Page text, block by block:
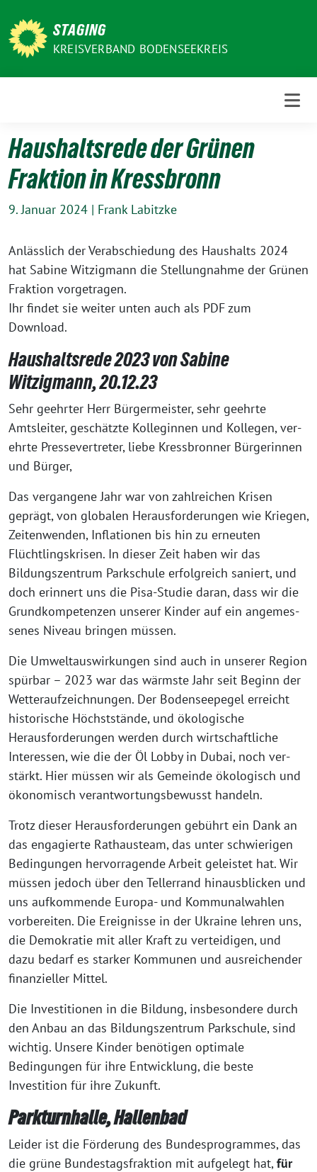
zum
Inhalt
STAGING
KREISVERBAND BODENSEEKREIS
Haushaltsrede der Grünen
Fraktion in Kressbronn
9. Januar 2024 | Frank Labitzke
Anlässlich der Verabschiedung des Haushalts 2024
hat Sabine Witzigmann die Stellungnahme der Grünen
Fraktion vor­ge­tra­gen.
Ihr fin­det sie wei­ter unten auch als PDF zum
Download.
Haushaltsrede 2023 von Sabine
Witzigmann, 20.12.23
Sehr geehr­ter Herr Bürgermeister, sehr geehr­te
Amtsleiter, geschätz­te Kolleginnen und Kollegen, ver­
ehr­te Pressevertreter, lie­be Kressbronner Bürgerinnen
und Bürger,
Das ver­gan­ge­ne Jahr war von zahl­rei­chen Krisen
geprägt, von glo­ba­len Herausforderungen wie Kriegen,
Zeitenwenden, Inflationen bis hin zu erneu­ten
Flüchtlingskrisen. In die­ser Zeit haben wir das
Bildungszentrum Parkschule erfolg­reich saniert, und
doch erin­nert uns die Pisa-Studie dar­an, dass wir die
Grundkompetenzen unse­rer Kinder auf ein ange­mes­
se­nes Niveau brin­gen müssen.
Die Umweltauswirkungen sind auch in unse­rer Region
spür­bar – 2023 war das wärms­te Jahr seit Beginn der
Wetteraufzeichnungen. Der Bodenseepegel erreicht
his­to­ri­sche Höchststände, und öko­lo­gi­sche
Herausforderungen wer­den durch wirt­schaft­li­che
Interessen, wie die der Öl Lobby in Dubai, noch ver­
stärkt. Hier müs­sen wir als Gemeinde öko­lo­gisch und
öko­no­misch ver­ant­wor­tungs­be­wusst handeln.
Trotz die­ser Herausforderungen gebührt ein Dank an
das enga­gier­te Rathausteam, das unter schwie­ri­gen
Bedingungen her­vor­ra­gen­de Arbeit geleis­tet hat. Wir
müs­sen jedoch über den Tellerrand hin­aus­bli­cken und
uns auf­kom­men­de Europa- und Kommunalwahlen
vor­be­rei­ten. Die Ereignisse in der Ukraine leh­ren uns,
die Demokratie mit aller Kraft zu ver­tei­di­gen, und
dazu bedarf es star­ker Kommunen und aus­rei­chen­der
finan­zi­el­ler Mittel.
Die Investitionen in die Bildung, ins­be­son­de­re durch
den Anbau an das Bildungszentrum Parkschule, sind
wich­tig. Unsere Kinder benö­ti­gen opti­ma­le
Bedingungen für ihre Entwicklung, die bes­te
Investition für ihre Zukunft.
Parkturnhalle, Hallenbad
Leider ist die Förderung des Bundesprogrammes, das
die grü­ne Bundestagsfraktion mit auf­ge­legt hat,für